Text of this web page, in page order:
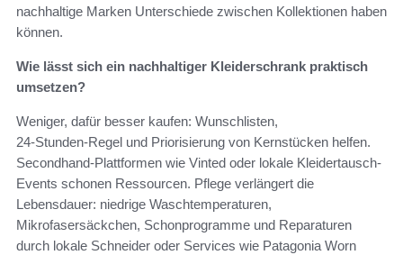
nachhaltige Marken Unterschiede zwischen Kollektionen haben
können.
Wie lässt sich ein nachhaltiger Kleiderschrank praktisch
umsetzen?
Weniger, dafür besser kaufen: Wunschlisten,
24‑Stunden‑Regel und Priorisierung von Kernstücken helfen.
Secondhand‑Plattformen wie Vinted oder lokale Kleidertausch-
Events schonen Ressourcen. Pflege verlängert die
Lebensdauer: niedrige Waschtemperaturen,
Mikrofasersäckchen, Schonprogramme und Reparaturen
durch lokale Schneider oder Services wie Patagonia Worn